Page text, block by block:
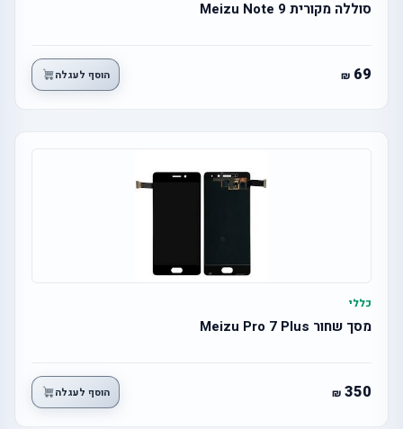
סוללה מקורית Meizu Note 9
69 הוסף לעגלה
כללי
מסך שחור Meizu Pro 7 Plus
350 הוסף לעגלה